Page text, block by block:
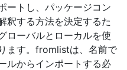
ートし、パッケージコン
釈する方法を決定するた
ローバルとローカルを使
ます。fromlistは、名前で
ルからインポートする必